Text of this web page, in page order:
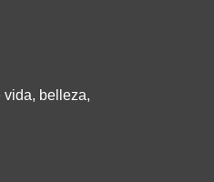
vida, belleza,